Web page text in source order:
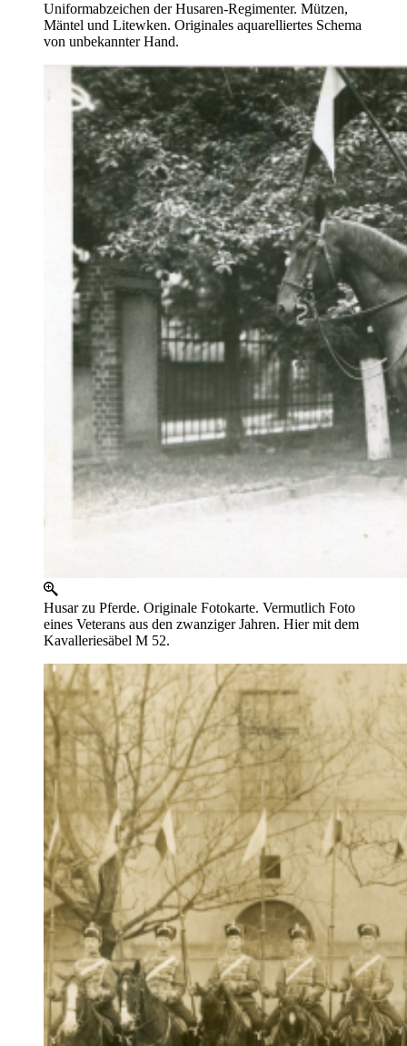
Uniformabzeichen der Husaren-Regimenter. Mützen,
Mäntel und Litewken. Originales aquarelliertes Schema
von unbekannter Hand.
Husar zu Pferde. Originale Fotokarte. Vermutlich Foto
eines Veterans aus den zwanziger Jahren. Hier mit dem
Kavalleriesäbel M 52.